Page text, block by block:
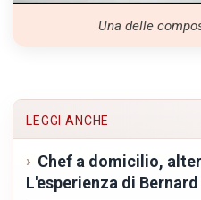
Una delle
LEGGI ANCHE
Chef a domicilio,
L'esperienza di